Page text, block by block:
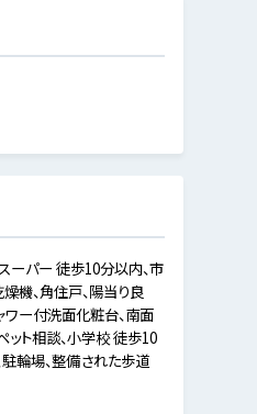
ーパー 徒歩10分以内、市
機、角住戸、陽当り良
ワー付洗面化粧台、南面
ット相談、小学校 徒歩10
駐輪場、整備された歩道